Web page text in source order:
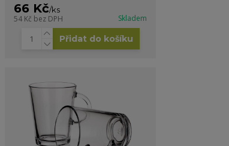
66 Kč/ks
54 Kč bez DPH Skladem
Přidat do košíku